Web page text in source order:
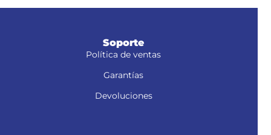
Soporte
Política de ventas
Garantías
Devoluciones